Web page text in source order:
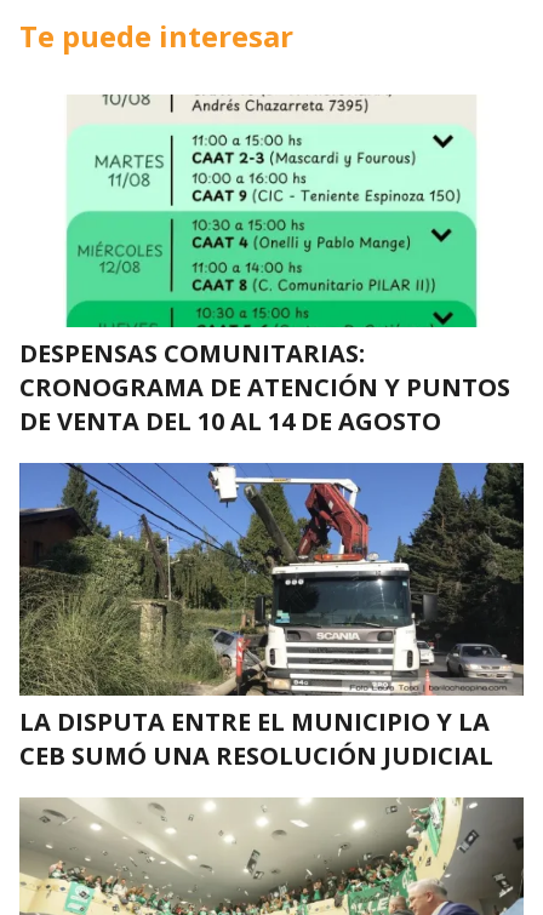
Te puede interesar
DESPENSAS COMUNITARIAS:
CRONOGRAMA DE ATENCIÓN Y PUNTOS
DE VENTA DEL 10 AL 14 DE AGOSTO
LA DISPUTA ENTRE EL MUNICIPIO Y LA
CEB SUMÓ UNA RESOLUCIÓN JUDICIAL